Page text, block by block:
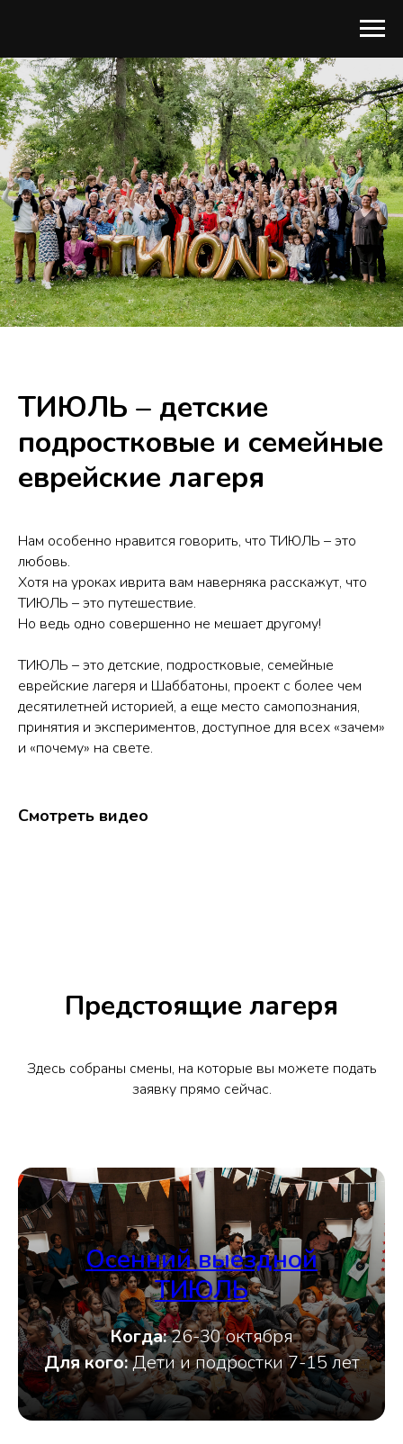
ТИЮЛЬ – детские
подростковые и семейные
еврейские лагеря
Нам особенно нравится говорить, что ТИЮЛЬ – это
любовь.
Хотя на уроках иврита вам наверняка расскажут, что
ТИЮЛЬ – это путешествие.
Но ведь одно совершенно не мешает другому!
ТИЮЛЬ – это детские, подростковые, семейные
еврейские лагеря и Шаббатоны, проект с более чем
десятилетней историей, а еще место самопознания,
принятия и экспериментов, доступное для всех «зачем»
и «почему» на свете.
Смотреть видео
Предстоящие лагеря
Здесь собраны смены, на которые вы можете подать
заявку прямо сейчас.
Осенний выездной
ТИЮЛЬ
Когда:26-30 октября
Для кого:Дети и подростки 7-15 лет